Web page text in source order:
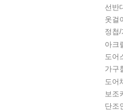
선반
옷걸이
정첩/
아크
도어
가구
도어
보조
단조